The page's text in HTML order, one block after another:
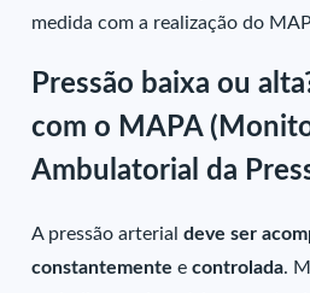
medida com a realização do
Pressão baixa ou
com o MAPA
Ambulatorial da
A pressão arterialdeve ser
constantemente econtrolada.